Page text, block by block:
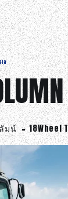
มน์ 18Wheel